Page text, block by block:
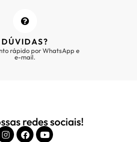
DÚVIDAS?
rápido por WhatsApp e
e-mail.
redes sociais!